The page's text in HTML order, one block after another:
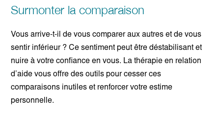
Surmonter la comparaison
Vous arrive-t-il de vous comparer aux autres et de vous
sentir inférieur ? Ce sentiment peut être déstabilisant et
nuire à votre confiance en vous. La thérapie en relation
d’aide vous offre des outils pour cesser ces
comparaisons inutiles et renforcer votre estime
personnelle.